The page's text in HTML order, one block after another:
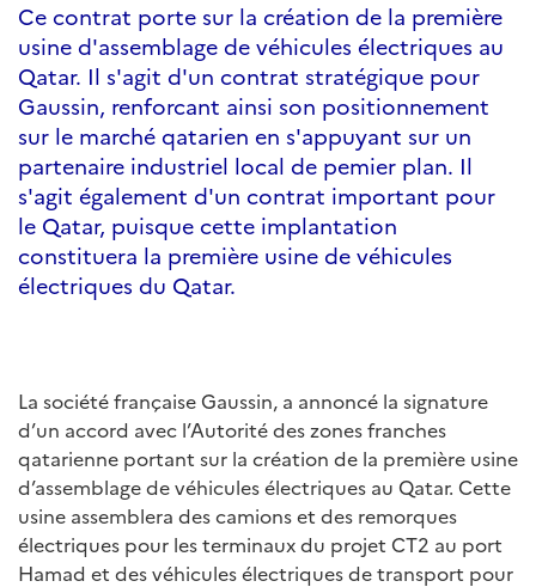
Ce contrat porte sur la création de la première
usine d'assemblage de véhicules électriques au
Qatar. Il s'agit d'un contrat stratégique pour
Gaussin, renforcant ainsi son positionnement
sur le marché qatarien en s'appuyant sur un
partenaire industriel local de pemier plan. Il
s'agit également d'un contrat important pour
le Qatar, puisque cette implantation
constituera la première usine de véhicules
électriques du Qatar.
La société française Gaussin, a annoncé la signature
d’un accord avec l’Autorité des zones franches
qatarienne portant sur la création de la première usine
d’assemblage de véhicules électriques au Qatar. Cette
usine assemblera des camions et des remorques
électriques pour les terminaux du projet CT2 au port
Hamad et des véhicules électriques de transport pour